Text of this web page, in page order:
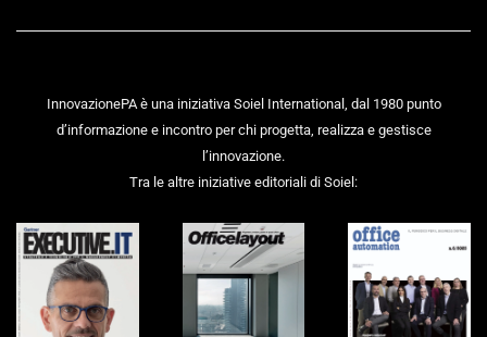
InnovazionePA è una iniziativa Soiel International, dal 1980 punto
d’informazione e incontro per chi progetta, realizza e gestisce
l’innovazione.
Tra le altre iniziative editoriali di Soiel: